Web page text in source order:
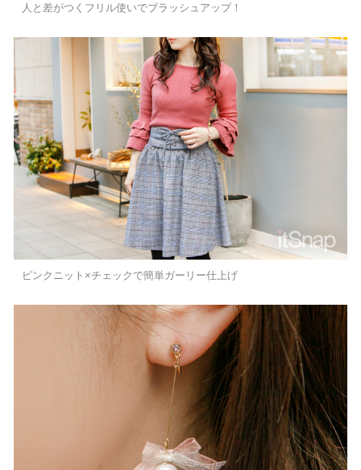
人と差がつくフリル使いでブラッシュアップ！
ピンクニット×チェックで簡単ガーリー仕上げ